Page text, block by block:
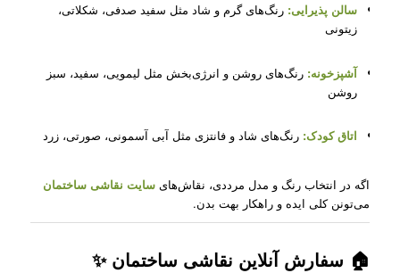
سالن پذیرایی: رنگ‌های گرم و شاد مثل سفید صدفی، شکلاتی،
زیتونی
آشپزخونه: رنگ‌های روشن و انرژی‌بخش مثل لیمویی، سفید، سبز
روشن
اتاق کودک: رنگ‌های شاد و فانتزی مثل آبی آسمونی، صورتی، زرد
اگه در انتخاب رنگ و مدل مرددی، نقاش‌های سایت نقاشی ساختمان
می‌تونن کلی ایده و راهکار بهت بدن.
🏠 سفارش آنلاین نقاشی ساختمان ✨